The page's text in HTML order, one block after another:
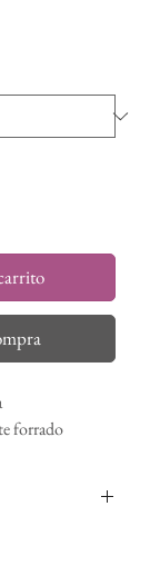
forrado